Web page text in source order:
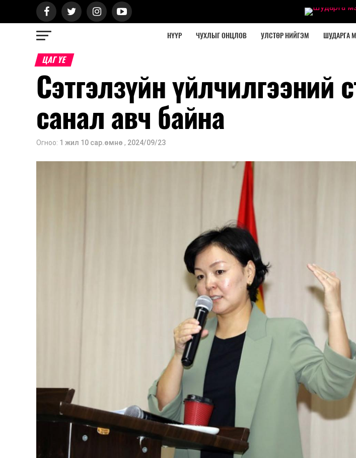
НҮҮР ЧУХЛЫГ ОНЦЛОВ УЛСТӨР НИЙГЭМ ШУДАРГА
ЦАГ ҮЕ
Сэтгэлзүйн үйлчилгээний
санал авч байна
Огноо: 1 жил 10 сар.өмнө , 2024/09/23